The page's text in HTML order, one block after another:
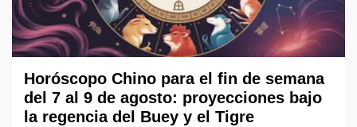
Horóscopo Chino para el fin de semana
del 7 al 9 de agosto: proyecciones bajo
la regencia del Buey y el Tigre